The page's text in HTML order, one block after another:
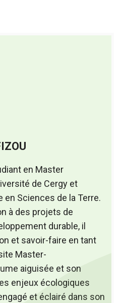
en Master
de Cergy et
en Sciences de la Terre.
à des projets de
durable, il
et savoir-faire en tant
Master-
aiguisée et son
enjeux écologiques
et éclairé dans son